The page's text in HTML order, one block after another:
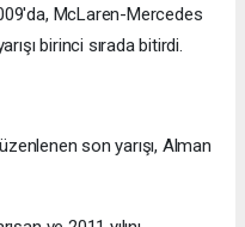
McLaren-Mercedes
birinci sırada bitirdi.
son yarışı, Alman